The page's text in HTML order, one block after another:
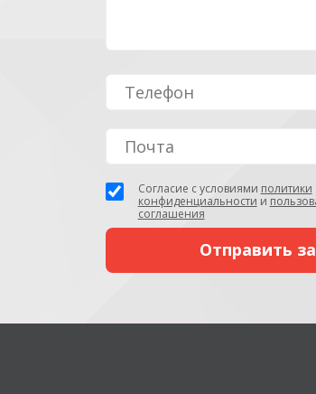
Согласие с условиями политики
конфиденциальности и
соглашения